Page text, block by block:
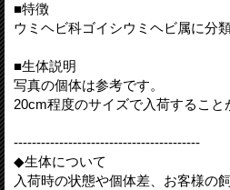
■特徴
ウミヘビ科ゴイシウミヘビ属に分
■生体説明
写真の個体は参考です。
20cm程度のサイズで入荷すること
-----------------------------------------
◆生体について
入荷時の状態や個体差、お客様の